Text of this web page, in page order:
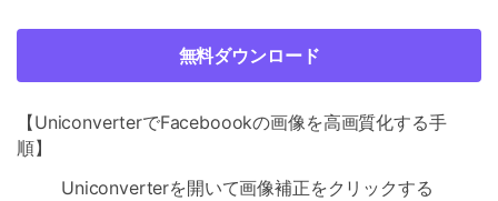
無料ダウンロード
【UniconverterでFaceboookの画像を高画質化する手
順】
Uniconverterを開いて画像補正をクリックする